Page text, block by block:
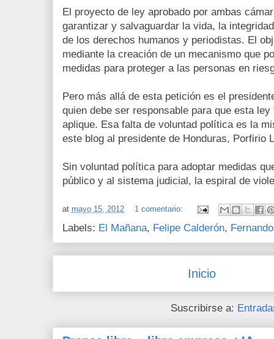
El proyecto de ley aprobado por ambas
garantizar y salvaguardar la vida, la
de los derechos humanos y periodistas. El
mediante la creación de un mecanismo que
medidas para proteger a las personas en
Pero más allá de esta petición es el
quien debe ser responsable para que esta
aplique. Esa falta de voluntad política es la
este blog al presidente de Honduras, Porfirio
Sin voluntad política para adoptar medidas
público y al sistema judicial, la espiral de
at mayo 15, 2012 1 comentario:
Labels: El Mañana, Felipe Calderón,
Inicio
Suscribirse a: